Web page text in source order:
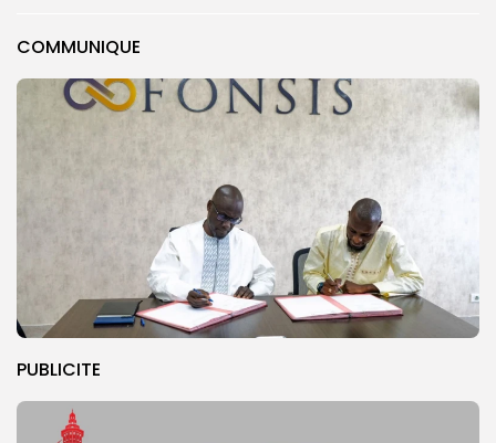
COMMUNIQUE
PUBLICITE